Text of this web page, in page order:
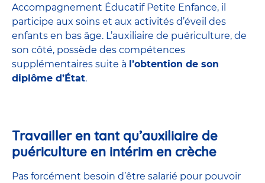
Accompagnement Éducatif Petite Enfance, il
participe aux soins et aux activités d’éveil des
enfants en bas âge. L’auxiliaire de puériculture, de
son côté, possède des compétences
supplémentaires suite à l’obtention de son
diplôme d’État.
Travailler en tant qu’auxiliaire de
puériculture en intérim en crèche
Pas forcément besoin d’être salarié pour pouvoir